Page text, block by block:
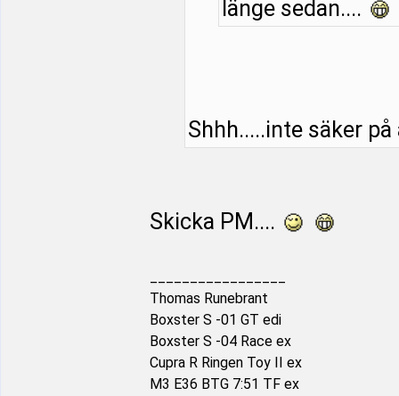
länge sedan....
Shhh.....inte säker
Skicka PM....
Thomas Runebrant
Boxster S -01 GT edi
Boxster S -04 Race ex
Cupra R Ringen Toy II ex
M3 E36 BTG 7:51 TF ex